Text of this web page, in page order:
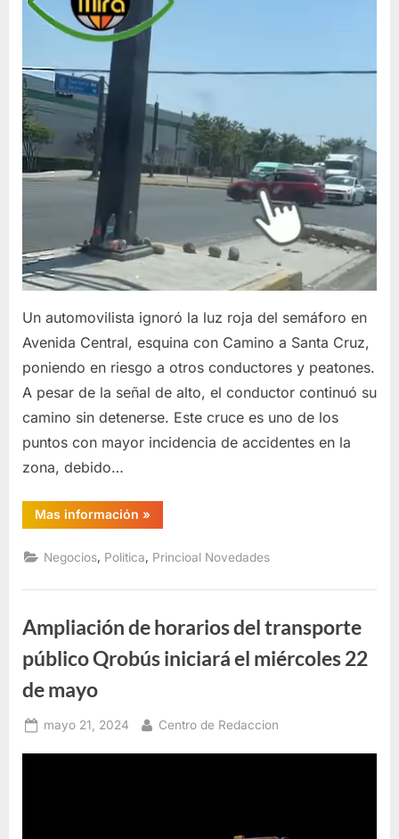
Un automovilista ignoró la luz roja del semáforo en
Avenida Central, esquina con Camino a Santa Cruz,
poniendo en riesgo a otros conductores y peatones.
A pesar de la señal de alto, el conductor continuó su
camino sin detenerse. Este cruce es uno de los
puntos con mayor incidencia de accidentes en la
zona, debido…
Mas información “Conductor
ignora
roja
y
en
seguridad
vial
en
Avenida
»
Negocios Politica Princioal Novedades
Ampliación de horarios del transporte
público Qrobús iniciará el miércoles 22
de mayo
Posted
mayo 21, 2024 By
Centro de Redaccion